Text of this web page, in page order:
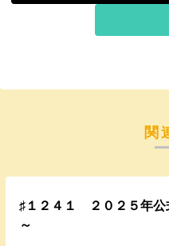
関
♯１２４１ ２０２５年
～